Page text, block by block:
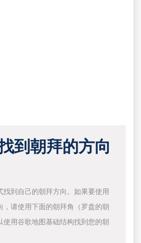
到朝拜的方向
找到自己的朝拜方向。如果要使用
，请使用下面的朝拜角（罗盘的朝
使用谷歌地图基础结构找到您的朝